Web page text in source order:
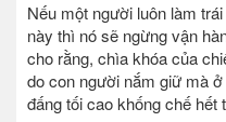
Nếu một người luôn làm
này thì nó sẽ ngừng vận
cho rằng, chìa khóa của
do con người nắm giữ mà
đấng tối cao khống chế hết